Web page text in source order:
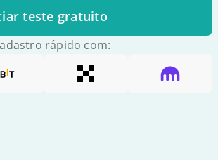
teste gratuito
rápido com: